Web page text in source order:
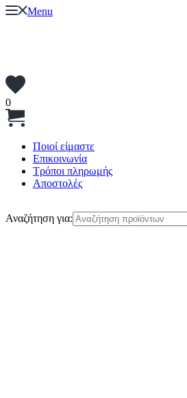
Menu
0
Ποιοί είμαστε
Επικοινωνία
Τρόποι πληρωμής
Αποστολές
Αναζήτηση για: